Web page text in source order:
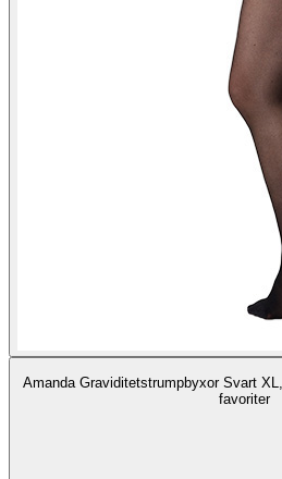
Amanda Graviditetstrumpbyxor Svart
favoriter